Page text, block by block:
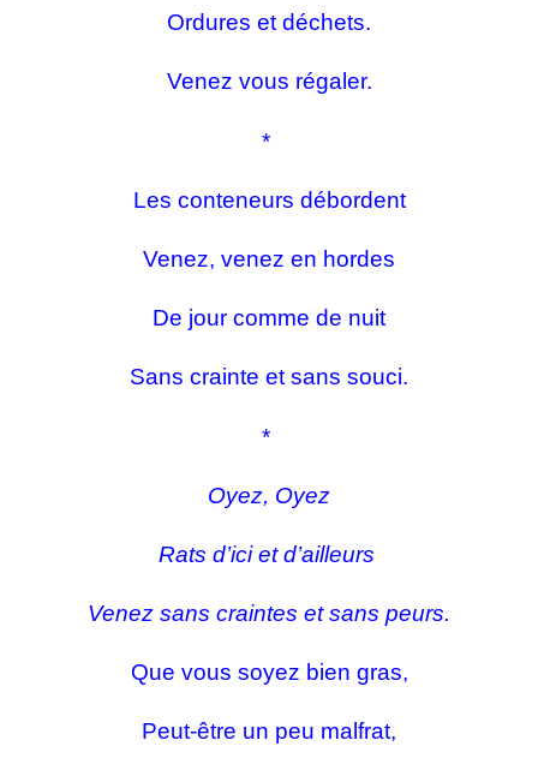
Ordures et déchets.
Venez vous régaler.
*
Les conteneurs débordent
Venez, venez en hordes
De jour comme de nuit
Sans crainte et sans souci.
*
Oyez, Oyez
Rats d’ici et d’ailleurs
Venez sans craintes et sans peurs.
Que vous soyez bien gras,
Peut-être un peu malfrat,